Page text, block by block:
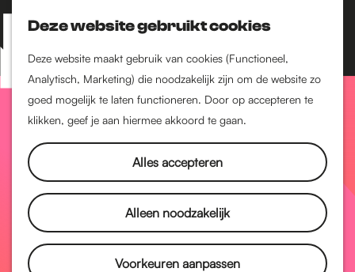
Deze website gebruikt cookies
Deze website maakt gebruik van cookies (Functioneel,
Analytisch, Marketing) die noodzakelijk zijn om de website zo
goed mogelijk te laten functioneren. Door op accepteren te
klikken, geef je aan hiermee akkoord te gaan.
Alles accepteren
Alleen noodzakelijk
Voorkeuren aanpassen
Z
o
e
k
e
K
a
a
r
t
M
e
n
Nijmegen-Nieuw-West
Dukenburg
Lindenholt
Historie
De oudste stad van
Nederland
Historische tijdlijn
Romeinse Limes
Vrede van Nijmegen
Penning